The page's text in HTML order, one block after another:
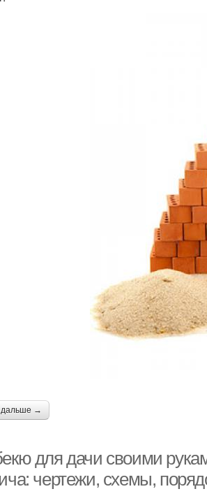
дальше →
для дачи своими
чертежи, схемы,